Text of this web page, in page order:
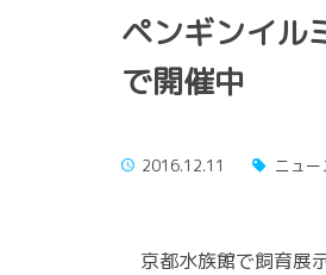
ペンギンイル
で開催中
2016.12.11 ニュ
京都水族館で飼育展